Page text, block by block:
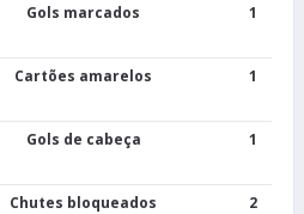
Gols marcados 1
Cartões amarelos 1
Gols de cabeça 1
Chutes bloqueados 2